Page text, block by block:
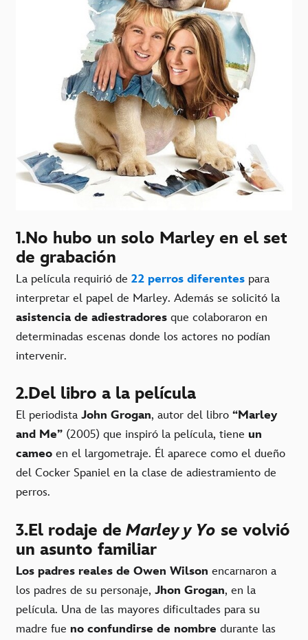
1.No hubo un solo Marley en el set
de grabación
La película requirió de 22 perros diferentes para
interpretar el papel de Marley. Además se solicitó la
asistencia de adiestradores que colaboraron en
determinadas escenas donde los actores no podían
intervenir.
2.Del libro a la película
El periodista John Grogan, autor del libro “Marley
and Me” (2005) que inspiró la película, tiene un
cameo en el largometraje. Él aparece como el dueño
del Cocker Spaniel en la clase de adiestramiento de
perros.
3.El rodaje de Marley y Yo se volvió
un asunto familiar
Los padres reales de Owen Wilson encarnaron a
los padres de su personaje, Jhon Grogan, en la
película. Una de las mayores dificultades para su
madre fue no confundirse de nombre durante las